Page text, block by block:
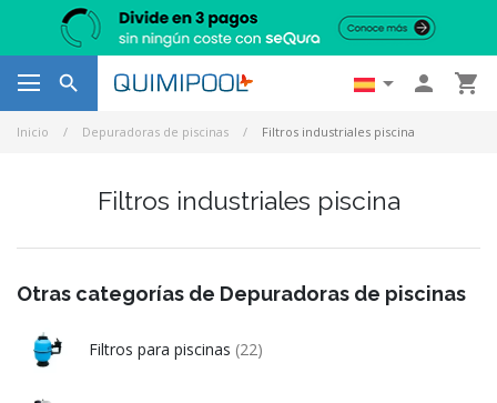
   
Inicio Depuradoras de piscinas Filtros industriales piscina
Filtros industriales piscina
Otras categorías de Depuradoras de piscinas
Filtros para piscinas (22)